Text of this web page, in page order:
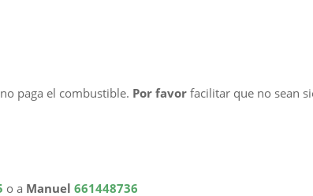
paga el combustible. Por favor facilitar que no sean
o a Manuel 661448736